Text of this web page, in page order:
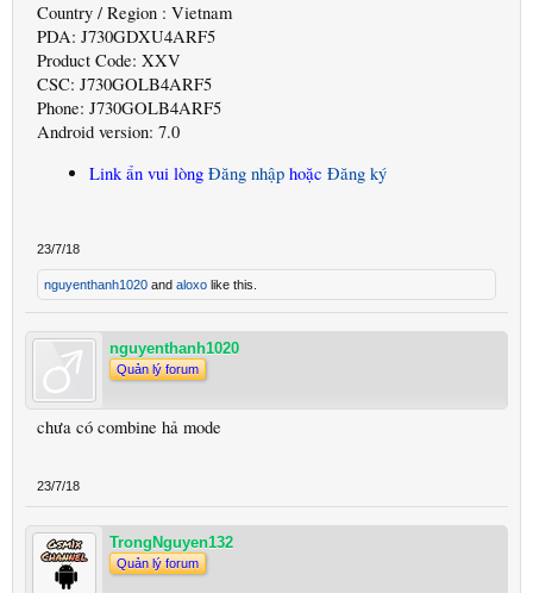
Country / Region : Vietnam
PDA: J730GDXU4ARF5
Product Code: XXV
CSC: J730GOLB4ARF5
Phone: J730GOLB4ARF5
Android version: 7.0
Link ẩn vui lòng Đăng nhập hoặc Đăng ký
23/7/18
nguyenthanh1020 and aloxo like this.
nguyenthanh1020
Quản lý forum
chưa có combine hả mode
23/7/18
TrongNguyen132
Quản lý forum